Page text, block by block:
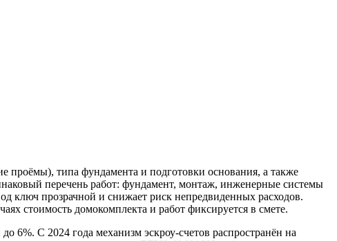
проёмы), типа фундамента и подготовки основания, а также
перечень работ: фундамент, монтаж, инженерные системы
ключ прозрачной и снижает риск непредвиденных расходов.
стоимость домокомплекта и работ фиксируется в смете.
6%. С 2024 года механизм эскроу-счетов распространён на